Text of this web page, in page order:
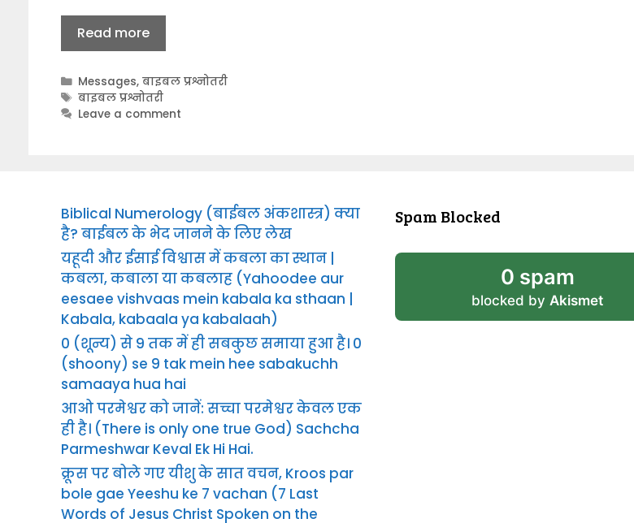
Read more
Categories
Messages, बाइबल प्रश्नोतरी
Tags
बाइबल प्रश्नोतरी
Leave a comment
Biblical Numerology (बाईबल अंकशास्त्र) क्या
है? बाईबल के भेद जानने के लिए लेख
यहूदी और ईसाई विश्वास में कबला का स्थान |
कबला, कबाला या कबलाह (Yahoodee aur
eesaee vishvaas mein kabala ka sthaan |
Kabala, kabaala ya kabalaah)
0 (शून्य) से 9 तक में ही सबकुछ समाया हुआ है। 0
(shoony) se 9 tak mein hee sabakuchh
samaaya hua hai
आओ परमेश्वर को जानें: सच्चा परमेश्वर केवल एक
ही है। (There is only one true God) Sachcha
Parmeshwar Keval Ek Hi Hai.
क्रूस पर बोले गए यीशु के सात वचन, Kroos par
bole gae Yeeshu ke 7 vachan (7 Last
Words of Jesus Christ Spoken on the
Spam Blocked
0 spam
blocked by Akismet